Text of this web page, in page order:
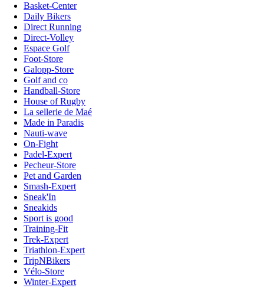
Basket-Center
Daily Bikers
Direct Running
Direct-Volley
Espace Golf
Foot-Store
Galopp-Store
Golf and co
Handball-Store
House of Rugby
La sellerie de Maé
Made in Paradis
Nauti-wave
On-Fight
Padel-Expert
Pecheur-Store
Pet and Garden
Smash-Expert
Sneak'In
Sneakids
Sport is good
Training-Fit
Trek-Expert
Triathlon-Expert
TripNBikers
Vélo-Store
Winter-Expert